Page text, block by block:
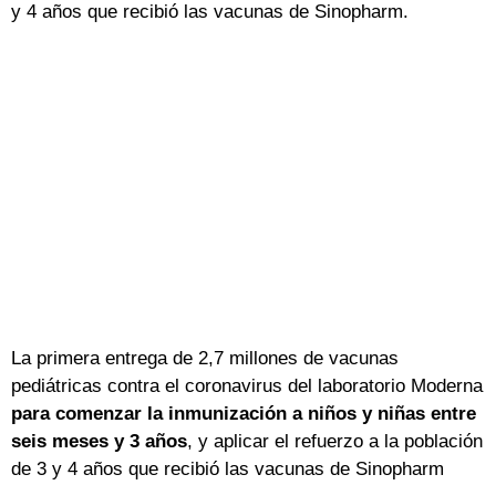
y 4 años que recibió las vacunas de Sinopharm.
La primera entrega de 2,7 millones de vacunas
pediátricas contra el coronavirus del laboratorio Moderna
para comenzar la inmunización a niños y niñas entre
seis meses y 3 años, y aplicar el refuerzo a la población
de 3 y 4 años que recibió las vacunas de Sinopharm